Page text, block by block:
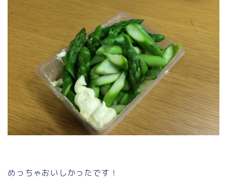
めっちゃおいしかったです！